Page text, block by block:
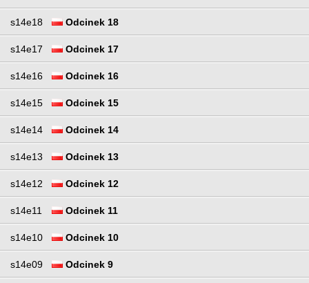
s14e18 Odcinek 18
s14e17 Odcinek 17
s14e16 Odcinek 16
s14e15 Odcinek 15
s14e14 Odcinek 14
s14e13 Odcinek 13
s14e12 Odcinek 12
s14e11 Odcinek 11
s14e10 Odcinek 10
s14e09 Odcinek 9